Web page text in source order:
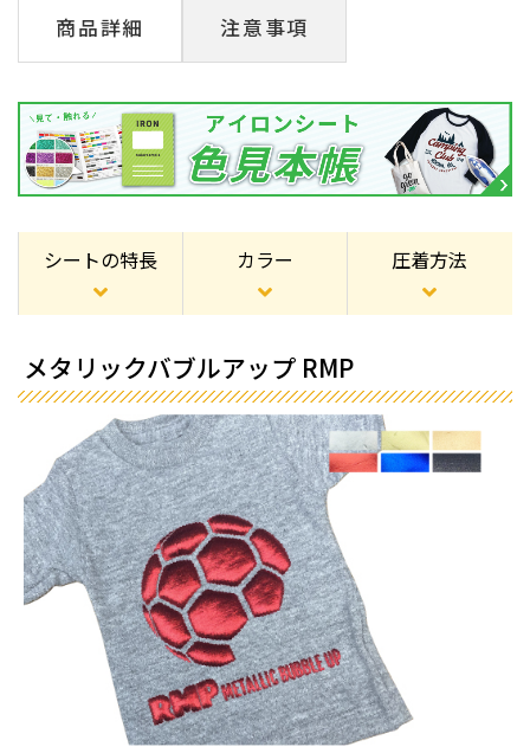
商品詳細 注意事項
シートの特長 カラー 圧着方法
メタリックバブルアップ RMP